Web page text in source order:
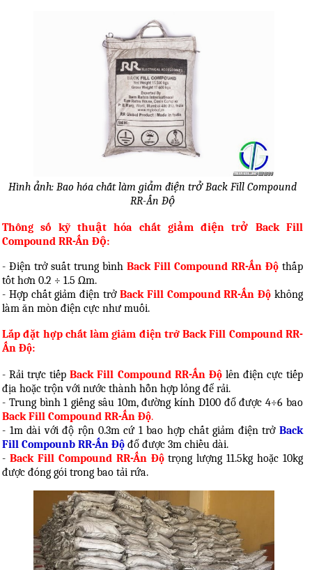
Hình ảnh: Bao hóa chất làm giảm điện trở Back Fill Compound
RR-Ấn Độ
Thông số kỹ thuật hóa chất giảm điện trở Back Fill
Compound RR-Ấn Độ:
- Điện trở suất trung bình Back Fill Compound RR-Ấn Độ thấp
tốt hơn 0.2 ÷ 1.5 Ωm.
- Hợp chất giảm điện trở Back Fill Compound RR-Ấn Độ không
làm ăn mòn điện cực như muối.
Lắp đặt hợp chất làm giảm điện trở Back Fill Compound RR-
Ấn Độ:
- Rải trực tiếp Back Fill Compound RR-Ấn Độ lên điện cực tiếp
địa hoặc trộn với nước thành hỗn hợp lỏng để rải.
- Trung bình 1 giếng sâu 10m, đường kính D100 đổ được 4÷6 bao
Back Fill Compound RR-Ấn Độ.
- 1m dài với độ rộn 0.3m cứ 1 bao hợp chất giảm điện trở Back
Fill Compounb RR-Ấn Độ đổ được 3m chiều dài.
- Back Fill Compound RR-Ấn Độtrọng lượng 11.5kg hoặc 10kg
được đóng gói trong bao tải rứa.